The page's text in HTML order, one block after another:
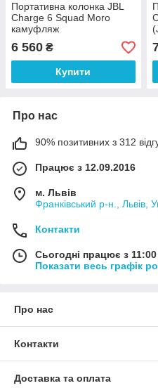
Портативна колонка JBL
Charge 6 Squad Moro
камуфляж
(JBLCHARGE6SQUAD)
6 560 ₴
Купити
Про нас
90% позитивних з 312
Працює з 12.09.2016
м. Львів
Франківський р-н., Львів,
Контакти
Сьогодні працює з
Показати весь графік
Про нас
Контакти
Доставка та оплата